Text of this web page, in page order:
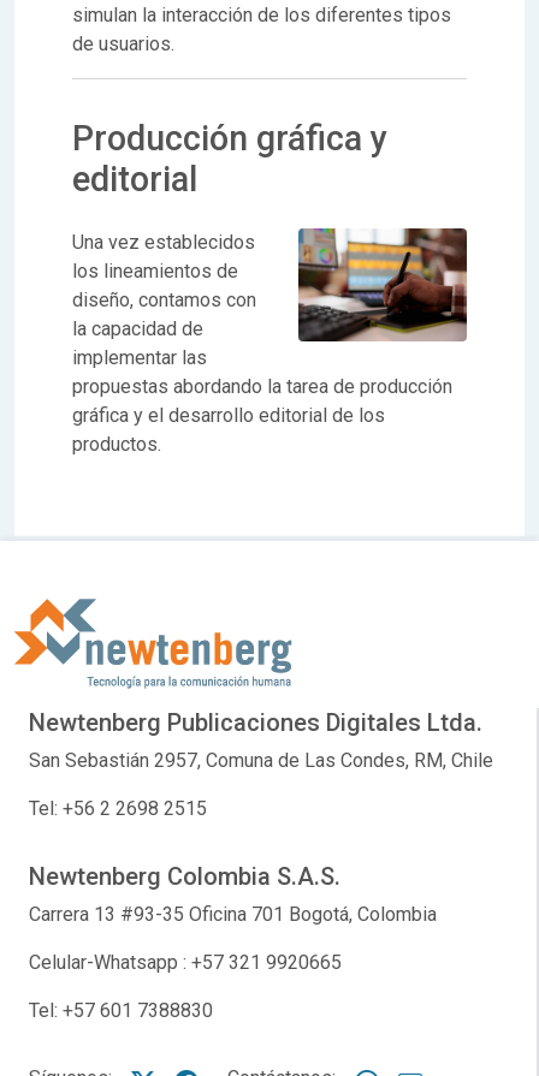
simulan la interacción de los diferentes tipos
de usuarios.
Producción gráfica y
editorial
Una vez establecidos
los lineamientos de
diseño, contamos con
la capacidad de
implementar las
propuestas abordando la tarea de producción
gráfica y el desarrollo editorial de los
productos.
Newtenberg Publicaciones Digitales Ltda.
San Sebastián 2957, Comuna de Las Condes, RM, Chile
Tel: +56 2 2698 2515
Newtenberg Colombia S.A.S.
Carrera 13 #93-35 Oficina 701 Bogotá, Colombia
Celular-Whatsapp : +57 321 9920665
Tel: +57 601 7388830